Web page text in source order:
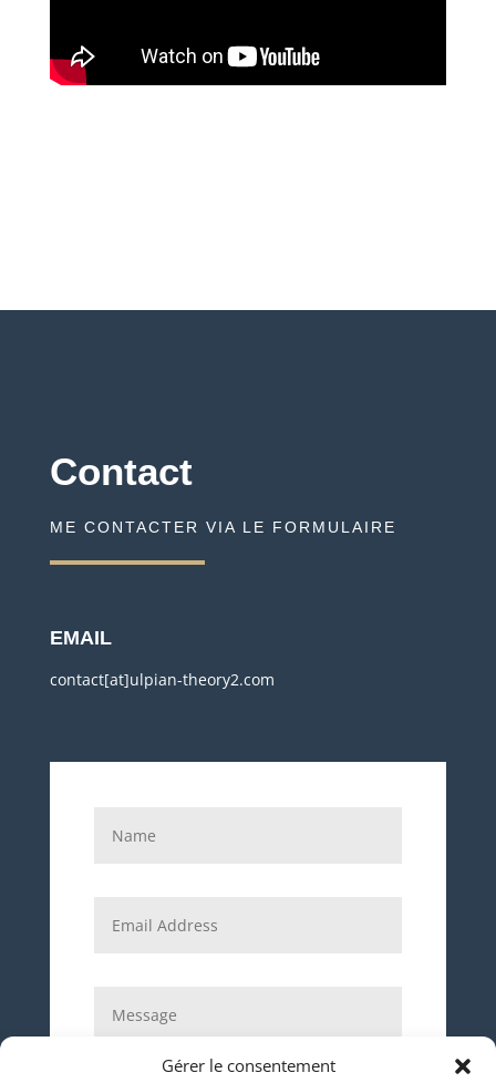
Gérer le consentement
Contact
ME CONTACTER VIA LE FORMULAIRE
EMAIL
contact[at]ulpian-theory2.com